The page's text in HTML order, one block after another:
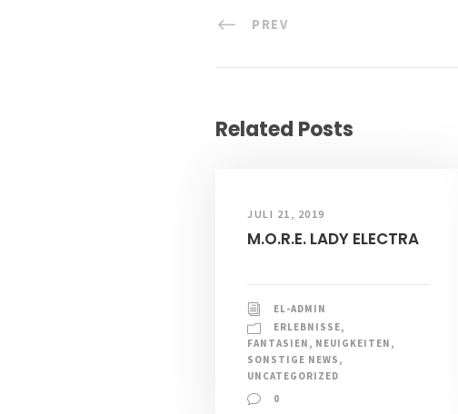
PREV
Related Posts
JULI 21, 2019
M.O.R.E. LADY ELECTRA
EL-ADMIN
ERLEBNISSE,
FANTASIEN , NEUIGKEITEN ,
SONSTIGE NEWS ,
UNCATEGORIZED
0